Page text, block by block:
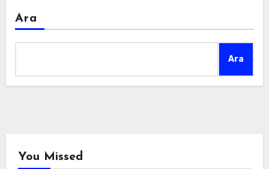
Ara
Ara
You Missed